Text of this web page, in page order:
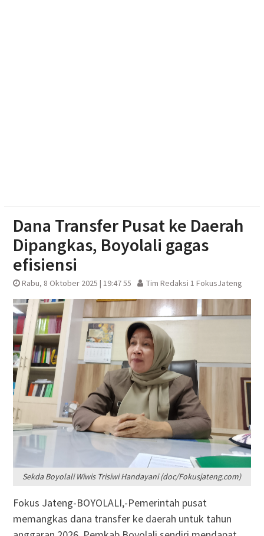
Dana Transfer Pusat ke Daerah
Dipangkas, Boyolali gagas
efisiensi
Rabu, 8 Oktober 2025 | 19:47 55 Tim Redaksi 1 FokusJateng
Sekda Boyolali Wiwis Trisiwi Handayani (doc/Fokusjateng.com)
Fokus Jateng-BOYOLALI,-Pemerintah pusat
memangkas dana transfer ke daerah untuk tahun